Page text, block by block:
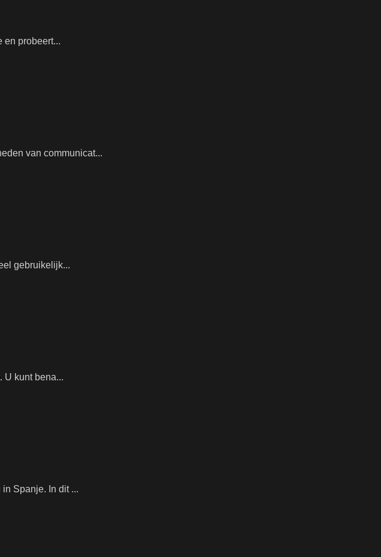
en probeert...
van communicat...
gebruikelijk...
U kunt bena...
Spanje. In dit ...